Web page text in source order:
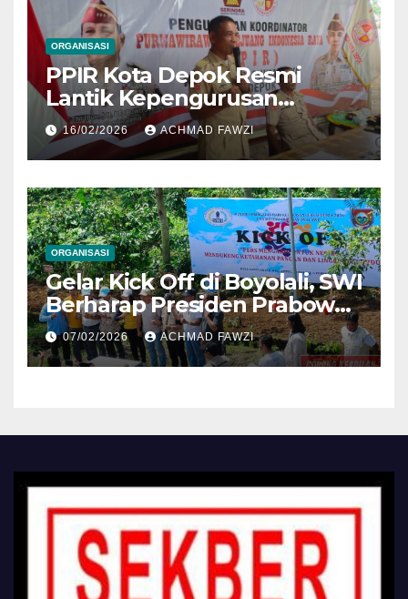
ORGANISASI
PPIR Kota Depok Resmi
Lantik Kepengurusan
Koordinator Kecamatan
Sukmajaya
16/02/2026 ACHMAD FAWZI
ORGANISASI
Gelar Kick Off di Boyolali, SWI
Berharap Presiden Prabowo
Hadiri Puncak Hari
Kebebasan Pers Sedunia
2026
07/02/2026 ACHMAD FAWZI